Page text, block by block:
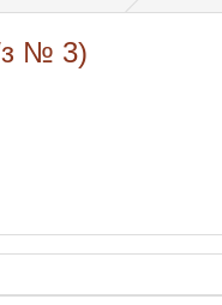
з № 3)